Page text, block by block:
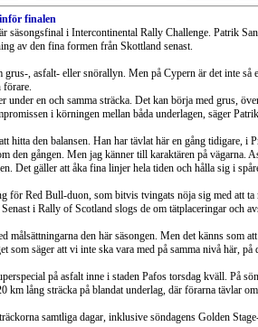
finalen
säsongsfinal i Intercontinental Rally Challenge. Patrik
av den fina formen från Skottland senast.
, asfalt- eller snörallyn. Men på Cypern är det inte
förare.
under en och samma sträcka. Det kan börja med grus,
i körningen mellan båda underlagen, säger
hitta den balansen. Han har tävlat här en gång tidigare,
den gången. Men jag känner till karaktären på vägarna.
Det gäller att åka fina linjer hela tiden och hålla sig i
för Red Bull-duon, som bitvis tvingats nöja sig med att
i Rally of Scotland slogs de om tätplaceringar och
målsättningarna den här säsongen. Men det känns som
som säger att vi inte ska vara med på samma nivå här,
på asfalt inne i staden Pafos torsdag kväll. På
km lång sträcka på blandat underlag, där förarna tävlar
samtliga dagar, inklusive söndagens Golden